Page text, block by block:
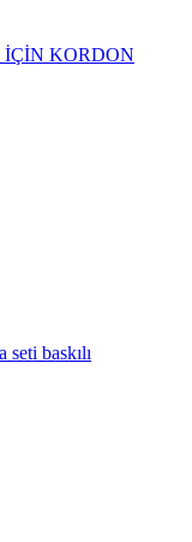
İÇİN KORDON
baskılı